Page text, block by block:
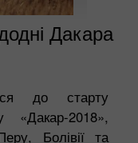
Дакара
до старту
«Дакар-2018»,
Болівії та